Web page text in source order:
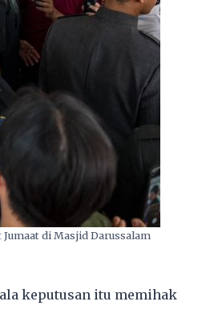
di Masjid Darussalam
keputusan itu memihak